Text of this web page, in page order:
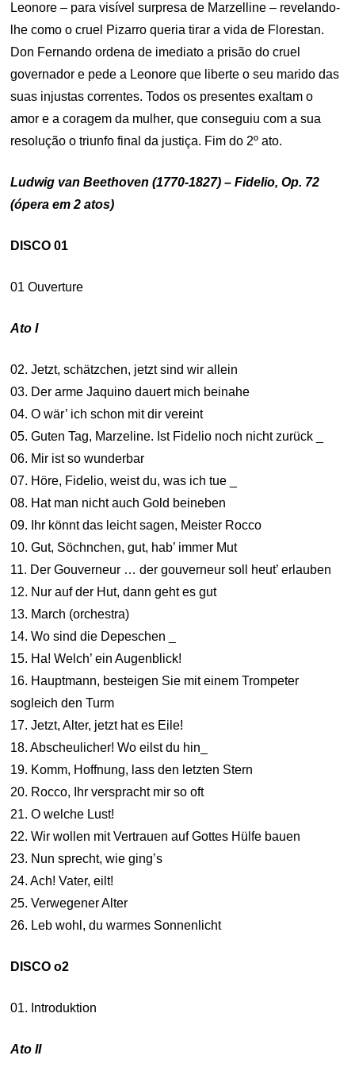
Leonore – para visível surpresa de Marzelline – revelando-
lhe como o cruel Pizarro queria tirar a vida de Florestan.
Don Fernando ordena de imediato a prisão do cruel
governador e pede a Leonore que liberte o seu marido das
suas injustas correntes. Todos os presentes exaltam o
amor e a coragem da mulher, que conseguiu com a sua
resolução o triunfo final da justiça. Fim do 2º ato.
Ludwig van Beethoven (1770-1827) – Fidelio, Op. 72
(ópera em 2 atos)
DISCO 01
01 Ouverture
Ato I
02. Jetzt, schätzchen, jetzt sind wir allein
03. Der arme Jaquino dauert mich beinahe
04. O wär’ ich schon mit dir vereint
05. Guten Tag, Marzeline. Ist Fidelio noch nicht zurück _
06. Mir ist so wunderbar
07. Höre, Fidelio, weist du, was ich tue _
08. Hat man nicht auch Gold beineben
09. Ihr könnt das leicht sagen, Meister Rocco
10. Gut, Söchnchen, gut, hab’ immer Mut
11. Der Gouverneur … der gouverneur soll heut’ erlauben
12. Nur auf der Hut, dann geht es gut
13. March (orchestra)
14. Wo sind die Depeschen _
15. Ha! Welch’ ein Augenblick!
16. Hauptmann, besteigen Sie mit einem Trompeter
sogleich den Turm
17. Jetzt, Alter, jetzt hat es Eile!
18. Abscheulicher! Wo eilst du hin_
19. Komm, Hoffnung, lass den letzten Stern
20. Rocco, Ihr verspracht mir so oft
21. O welche Lust!
22. Wir wollen mit Vertrauen auf Gottes Hülfe bauen
23. Nun sprecht, wie ging’s
24. Ach! Vater, eilt!
25. Verwegener Alter
26. Leb wohl, du warmes Sonnenlicht
DISCO o2
01. Introduktion
Ato II